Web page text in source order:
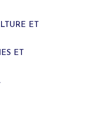
ET
ET